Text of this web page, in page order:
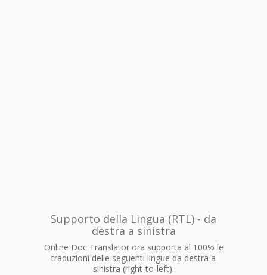
Supporto della Lingua (RTL) - da
destra a sinistra
Online Doc Translator ora supporta al 100% le
traduzioni delle seguenti lingue da destra a
sinistra (right-to-left):